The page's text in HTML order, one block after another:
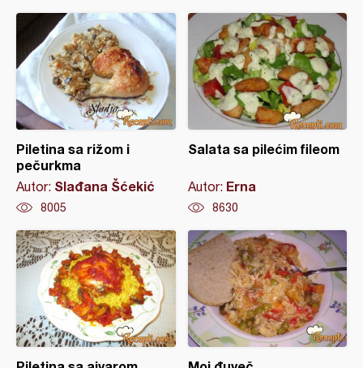
Piletina sa rižom i
pečurkma
Autor: Slađana Šćekić
8005
Salata sa pilećim fileom
Autor: Erna
8630